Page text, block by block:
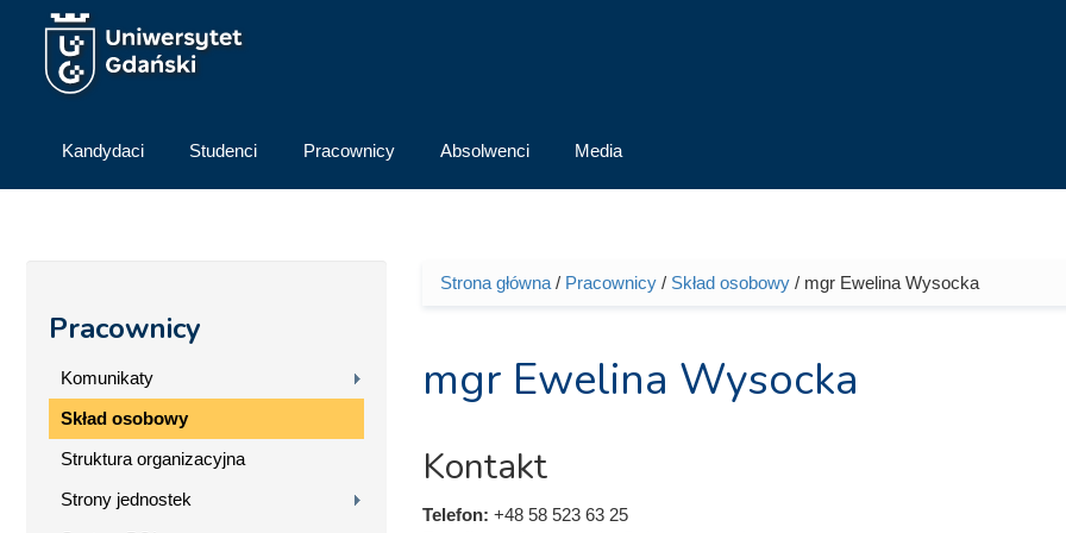
Przejdź do treści
Kandydaci Studenci Pracownicy Absolwenci Media
Pracownicy
Komunikaty
Skład osobowy
Struktura organizacyjna
Strony jednostek
Jesteś tutaj
Strona główna/ Pracownicy/ Skład osobowy/ mgr Ewelina Wysocka
mgr Ewelina Wysocka
Kontakt
Telefon: +48 58 523 63 25